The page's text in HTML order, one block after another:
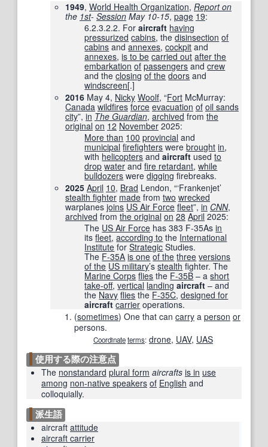
1949, World Health Organization, Report on
the 1st- Session May 10-15‎, page 19:
6.2.3.2.2. Foraircraft having
pressurized cabins, thedisinsection of
cabins andannexes,cockpit and
annexes,is to be carried out after the
embarkation of passengers andcrew
and theclosing of the doors and
windscreen[.]
2016 May 4, Nicky Woolf, “Fort McMurray:
Canada wildfires force evacuation of oil sands
city”, in The Guardian‎, archived from the
original on 12 November 2025:
More than 100 provincial and
municipal firefighters werebrought in,
with helicopters andaircraft usedto
drop water andfire retardant,while
bulldozers weredigging firebreaks.
2025 April 10, Brad Lendon, “‘Frankenjet’
stealth fighter made from two wrecked
warplanes joins US Air Force fleet”, in CNN‎,
archived from the original on 28 April 2025:
The US Air Force has 383 F-35Asin
itsfleet,according to the International
Institute forStrategic Studies.
The F-35A is one of the three versions
of the US military’sstealth fighter. The
Marine Corps flies the F-35B – ashort
take-off,vertical landing aircraft – and
the Navy flies the F-35C,designed for
aircraft carrier operations.
(sometimes) One that can carry a person or
persons.
Coordinateterms: drone, UAV, UAS
使用する際の注意点
The nonstandard plural form aircrafts is in use
among non-native speakers of English and
colloquially.
派生語
aircraft attitude
aircraft carrier